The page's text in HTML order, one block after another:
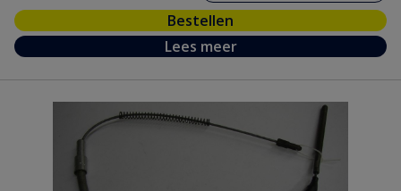
Bestellen
Lees meer